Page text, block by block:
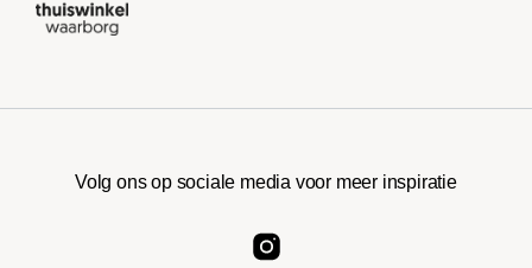
Volg ons op sociale media voor meer inspiratie